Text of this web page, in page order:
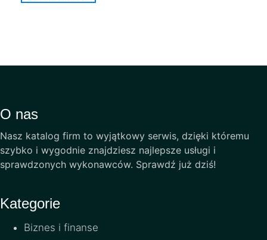
O nas
Nasz katalog firm to wyjątkowy serwis, dzięki któremu
szybko i wygodnie znajdziesz najlepsze usługi i
sprawdzonych wykonawców. Sprawdź już dziś!
Kategorie
Biznes i finanse